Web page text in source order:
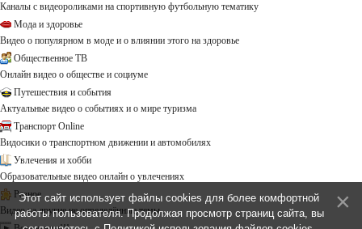
Каналы с видеороликами на спортивную футбольную тематику
Мода и здоровье
Видео о популярном в моде и о влиянии этого на здоровье
Общественное ТВ
Онлайн видео о обществе и социуме
Путешествия и события
Актуальные видео о событиях и о мире туризма
Транспорт Online
Видосики о транспортном движении и автомобилях
Увлечения и хобби
Образовательные видео онлайн о увлечениях
Разное
Видео на другие не определённые темы ...
Этот сайт использует файлы cookies для более комфортной
работы пользователя. Продолжая просмотр страниц сайта, вы